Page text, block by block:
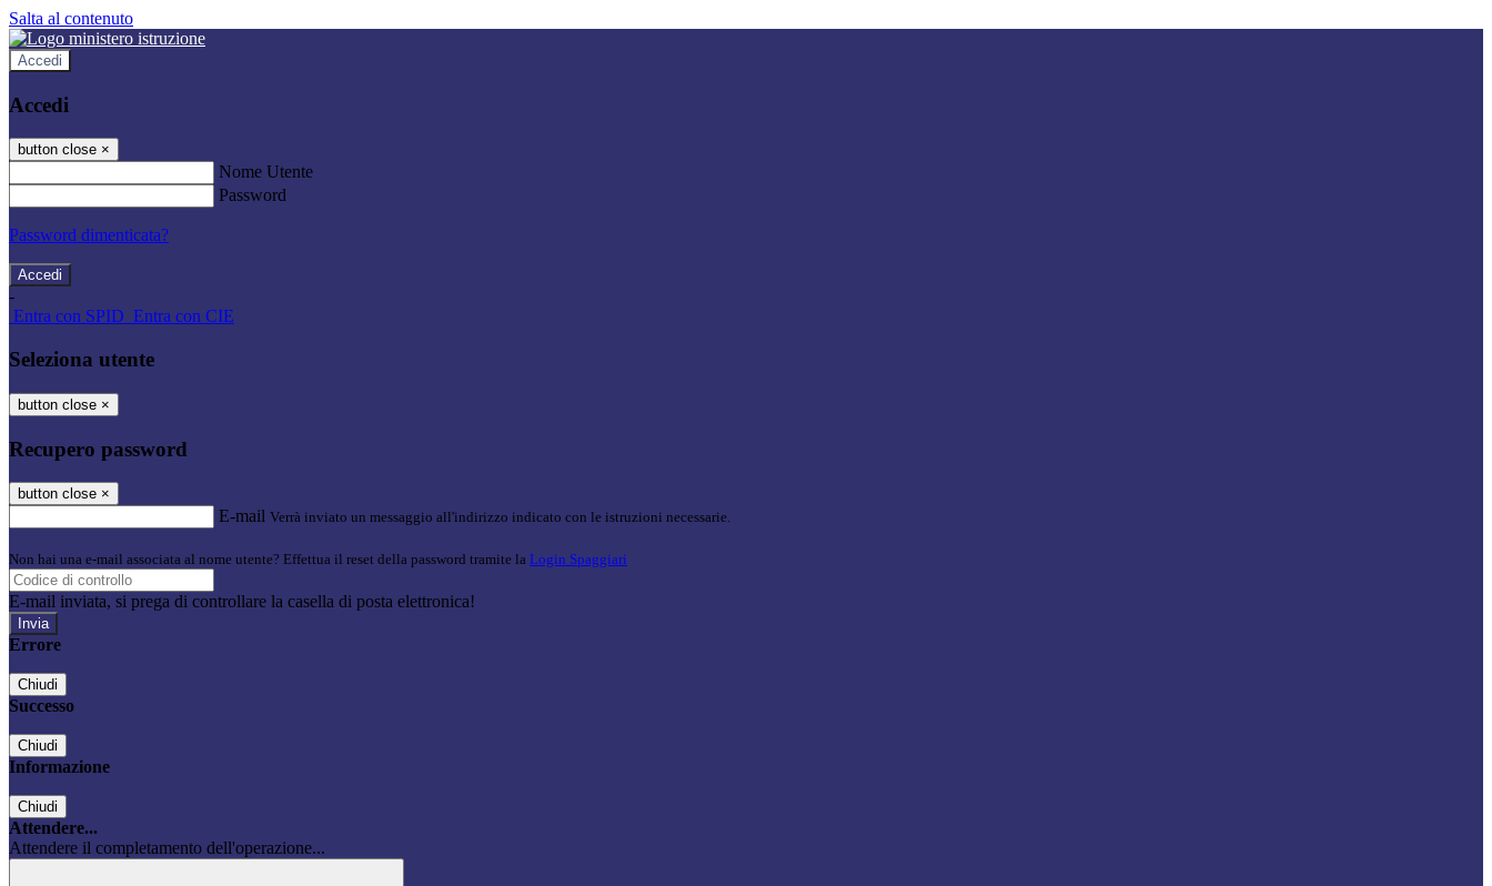
Salta al contenuto
Accedi
Accedi
button close ×
Nome Utente
Password
Password dimenticata?
-
Entra con SPID Entra con CIE
Seleziona utente
button close ×
Recupero password
button close ×
E-mail Verrà inviato un messaggio all'indirizzo indicato con le istruzioni necessarie.
Non hai una e-mail associata al nome utente? Effettua il reset della password tramite la Login Spaggiari
E-mail inviata, si prega di controllare la casella di posta elettronica!
Errore
Chiudi
Successo
Chiudi
Informazione
Chiudi
Attendere...
Attendere il completamento dell'operazione...